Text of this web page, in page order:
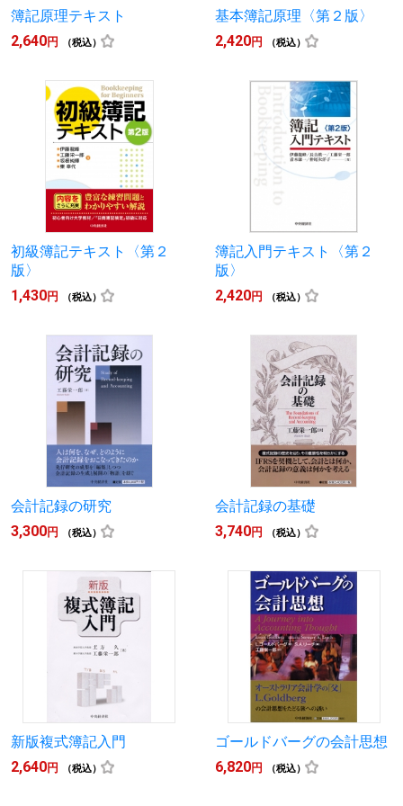
簿記原理テキスト
2,640円 （税込）
基本簿記原理〈第２版〉
2,420円 （税込）
初級簿記テキスト〈第２
版〉
1,430円 （税込）
簿記入門テキスト〈第２
版〉
2,420円 （税込）
会計記録の研究
3,300円 （税込）
会計記録の基礎
3,740円 （税込）
新版複式簿記入門
2,640円 （税込）
ゴールドバーグの会計思想
6,820円 （税込）